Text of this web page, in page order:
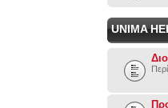
UNIMA